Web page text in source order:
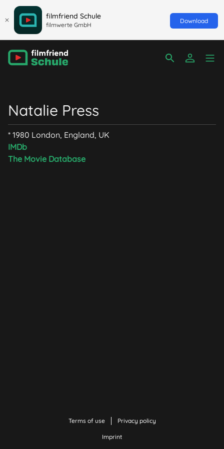
filmfriend Schule
filmwerte GmbH
Download
Natalie Press
* 1980 London, England, UK
IMDb
The Movie Database
Terms of use Privacy policy
Imprint